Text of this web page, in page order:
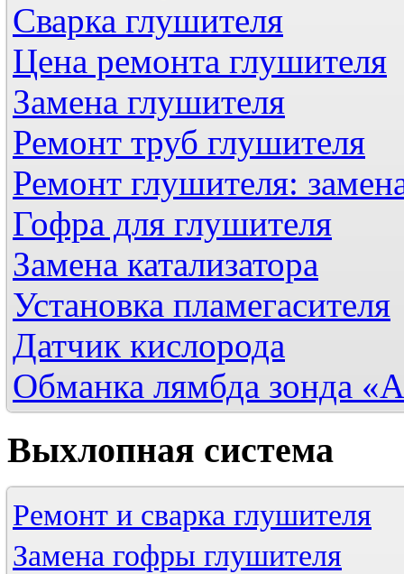
Сварка глушителя
Цена ремонта глушителя
Замена глушителя
Ремонт труб глушителя
Ремонт глушителя:
Гофра для глушителя
Замена катализатора
Установка пламегасителя
Датчик кислорода
Обманка лямбда зонда
Выхлопная система
Ремонт и сварка глушителя
Замена гофры глушителя